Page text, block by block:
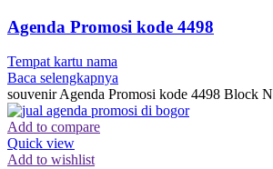
Agenda Promosi kode 4498
Tempat kartu nama
Baca selengkapnya
souvenir Agenda Promosi kode 4498 Block
Add to compare
Quick view
Add to wishlist